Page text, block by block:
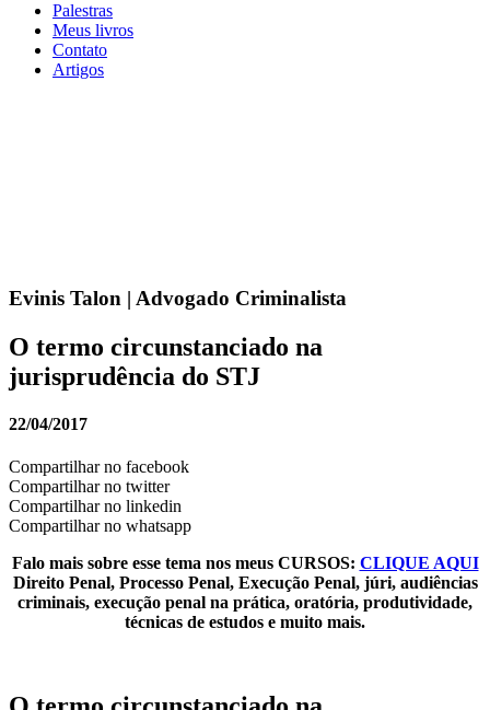
Palestras
Meus livros
Contato
Artigos
Evinis Talon | Advogado Criminalista
O termo circunstanciado na
jurisprudência do STJ
22/04/2017
Compartilhar no facebook
Compartilhar no twitter
Compartilhar no linkedin
Compartilhar no whatsapp
Falo mais sobre esse tema nos meus CURSOS: CLIQUE AQUI
Direito Penal, Processo Penal, Execução Penal, júri, audiências
criminais, execução penal na prática, oratória, produtividade,
técnicas de estudos e muito mais.